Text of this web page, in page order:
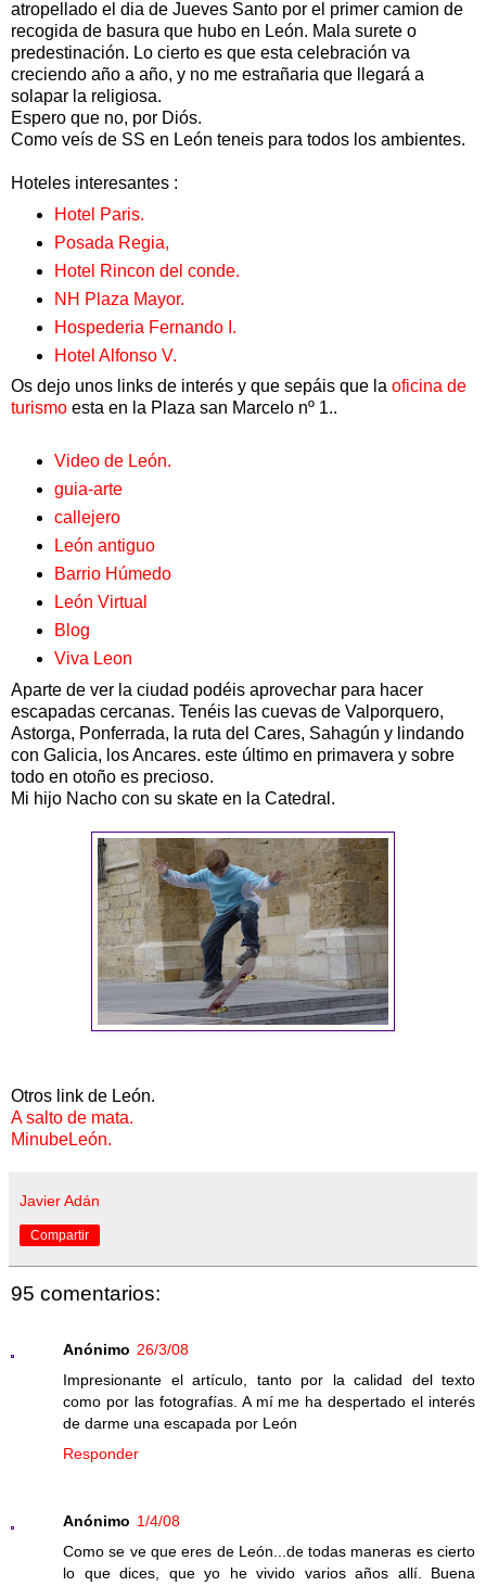
atropellado el dia de Jueves Santo por el primer camion de
recogida de basura que hubo en León. Mala surete o
predestinación. Lo cierto es que esta celebración va
creciendo año a año, y no me estrañaria que llegará a
solapar la religiosa.
Espero que no, por Diós.
Como veís de SS en León teneis para todos los ambientes.
Hoteles interesantes :
Hotel Paris.
Posada Regia,
Hotel Rincon del conde.
NH Plaza Mayor.
Hospederia Fernando I.
Hotel Alfonso V.
Os dejo unos links de interés y que sepáis que la oficina de
turismo esta en la Plaza san Marcelo nº 1..
Video de León.
guia-arte
callejero
León antiguo
Barrio Húmedo
León Virtual
Blog
Viva Leon
Aparte de ver la ciudad podéis aprovechar para hacer
escapadas cercanas. Tenéis las cuevas de Valporquero,
Astorga, Ponferrada, la ruta del Cares, Sahagún y lindando
con Galicia, los Ancares. este último en primavera y sobre
todo en otoño es precioso.
Mi hijo Nacho con su skate en la Catedral.
Otros link de León.
A salto de mata.
MinubeLeón.
Javier Adán
Compartir
95 comentarios:
Anónimo 26/3/08
Impresionante el artículo, tanto por la calidad del texto
como por las fotografías. A mí me ha despertado el interés
de darme una escapada por León
Responder
Anónimo 1/4/08
Como se ve que eres de León...de todas maneras es cierto
lo que dices, que yo he vivido varios años allí. Buena